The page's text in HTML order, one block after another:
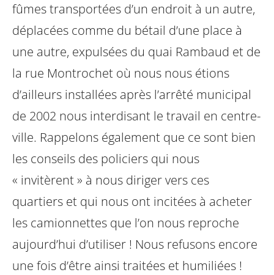
fûmes transportées d’un endroit à un autre,
déplacées comme du bétail d’une place à
une autre, expulsées du quai Rambaud et de
la rue Montrochet où nous nous étions
d’ailleurs installées après l’arrêté municipal
de 2002 nous interdisant le travail en centre-
ville. Rappelons également que ce sont bien
les conseils des policiers qui nous
« invitèrent » à nous diriger vers ces
quartiers et qui nous ont incitées à acheter
les camionnettes que l’on nous reproche
aujourd’hui d’utiliser ! Nous refusons encore
une fois d’être ainsi traitées et humiliées !